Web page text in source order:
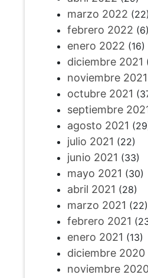
marzo 2022 (22)
febrero 2022 (6)
enero 2022 (16)
diciembre 2021
noviembre 2021
octubre 2021
septiembre
agosto 2021
julio 2021 (22)
junio 2021 (33)
mayo 2021 (30)
abril 2021 (28)
marzo 2021 (22)
febrero 2021
enero 2021 (13)
diciembre 2020
noviembre